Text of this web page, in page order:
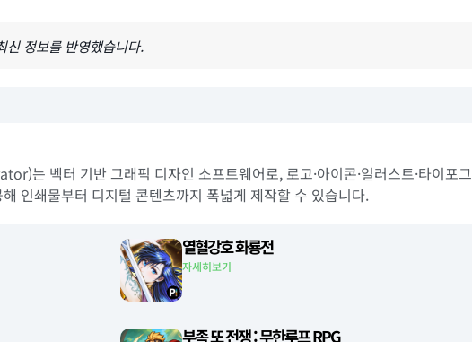
정보를 반영했습니다.
는 벡터 기반 그래픽 디자인 소프트웨어로, 로고·아이콘·일러스트·타이포
인쇄물부터 디지털 콘텐츠까지 폭넓게 제작할 수 있습니다.
열혈강호 화룡전
자세히보기
부족 또 전쟁 : 무한루프 RPG